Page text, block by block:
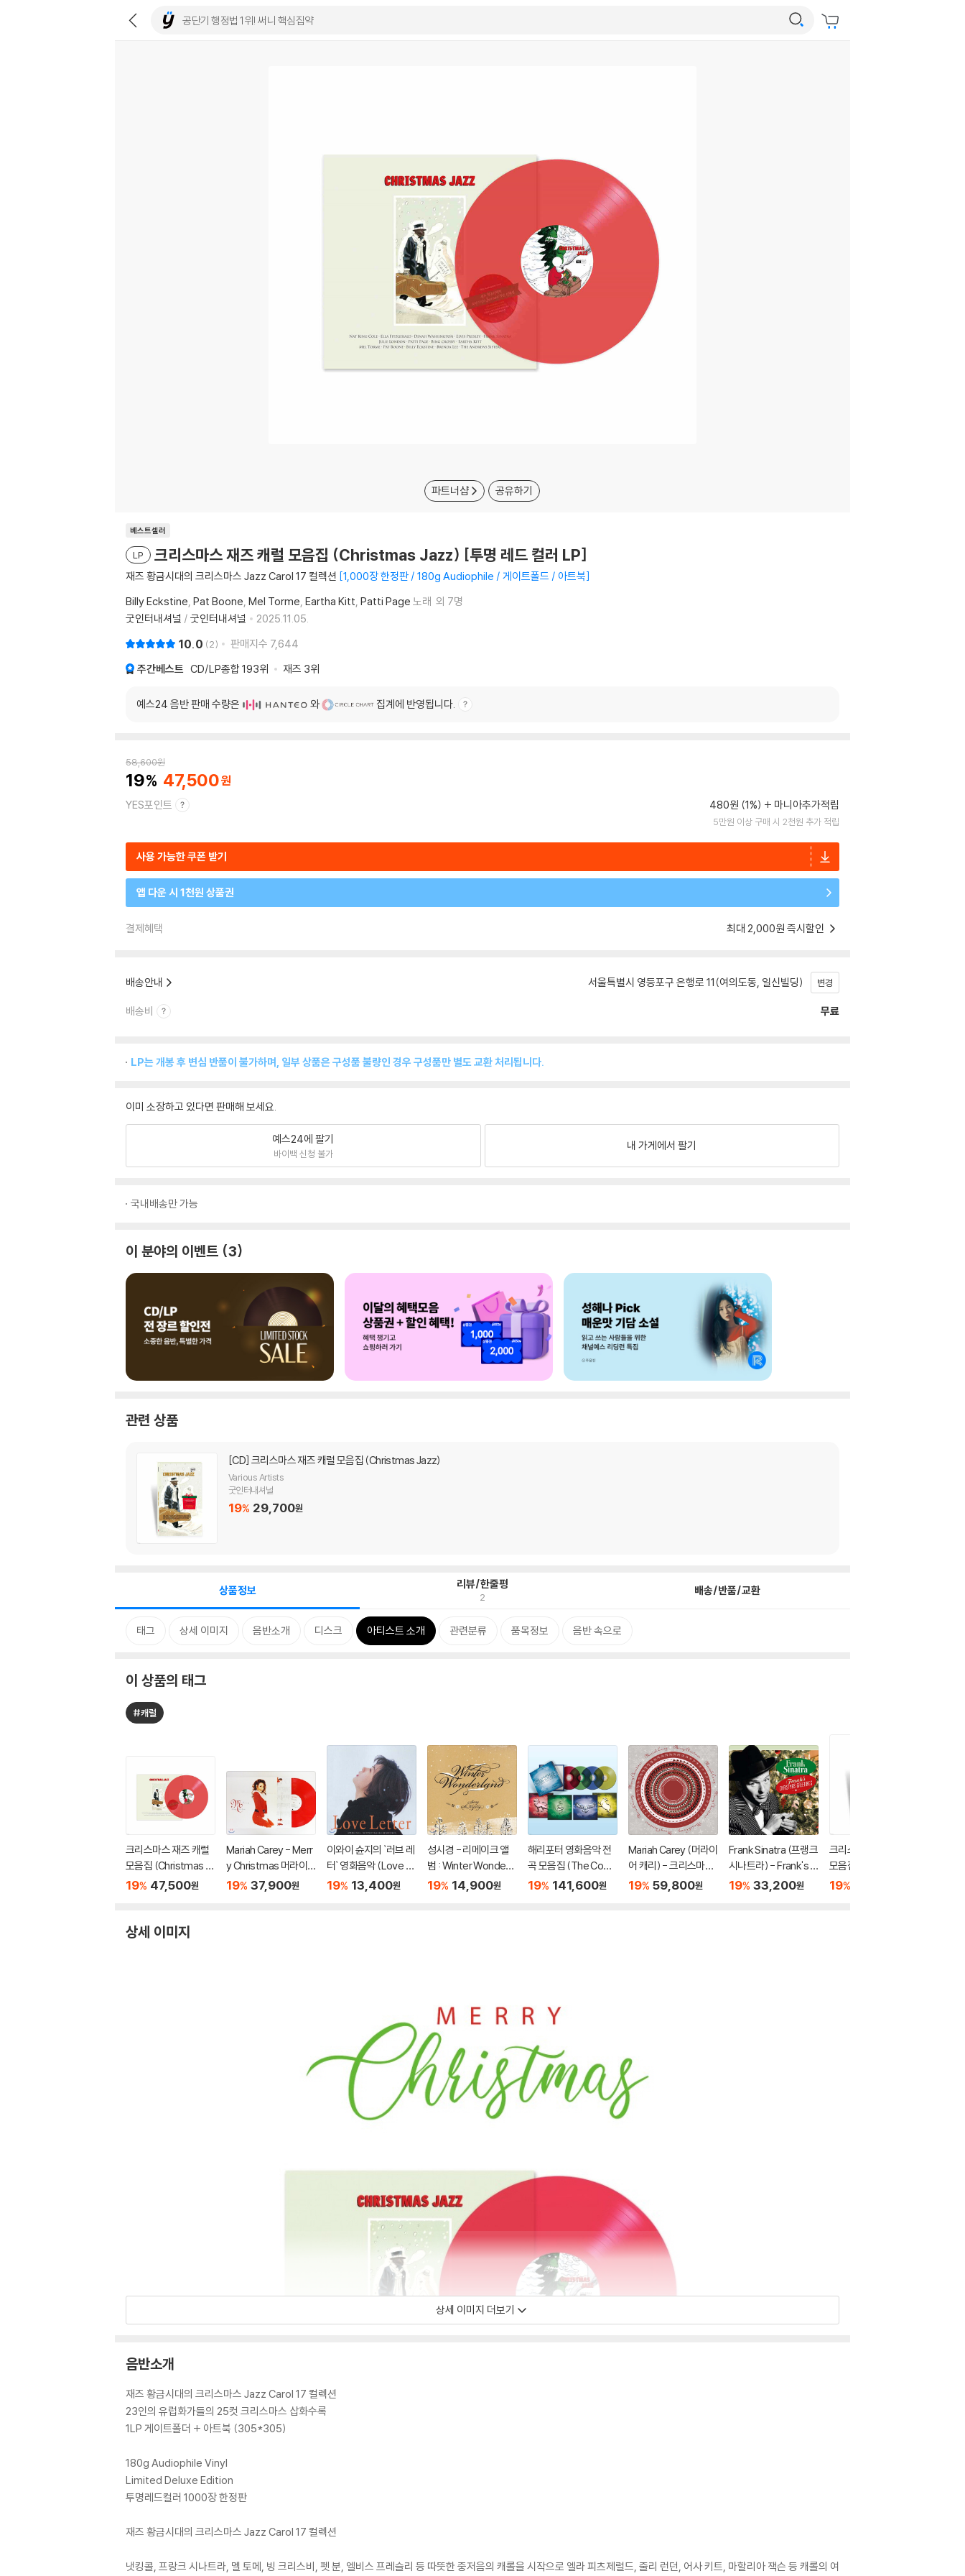
파트너샵 공유하기
베스트셀러
LP 크리스마스 재즈 캐럴 모음집 (Christmas Jazz) [투명 레드 컬러 LP]
재즈 황금시대의 크리스마스 Jazz Carol 17 컬렉션 1,000장 한정판 / 180g Audiophile / 게이트폴드 / 아트북
Billy Eckstine Pat Boone Mel Torme Eartha Kitt Patti Page 노래 외 7명
굿인터내셔널 / 굿인터내셔널 2025.11.05.
10.0 2 판매지수 7,644
주간베스트 CD/LP종합 193위 재즈 3위
예스24 음반 판매 수량은 와 집계에 반영됩니다.
58,600원
19 47,500
YES포인트 480원 (1%) 마니아추가적립
5만원 이상 구매 시 2천원 추가 적립
사용 가능한 쿠폰 받기
앱 다운 시 1천원 상품권
결제혜택 최대 2,000원 즉시할인
배송안내 서울특별시 영등포구 은행로 11(여의도동, 일신빌딩) 변경
배송비 무료
LP는 개봉 후 변심 반품이 불가하며, 일부 상품은 구성품 불량인 경우 구성품만 별도 교환 처리됩니다.
이미 소장하고 있다면 판매해 보세요.
예스24에 팔기
바이백 신청 불가
내 가게에서 팔기
국내배송만 가능
이 분야의 이벤트 3
관련 상품
[CD] 크리스마스 재즈 캐럴 모음집 (Christmas Jazz)
Various Artists
굿인터내셔널
19% 29,700원
상품정보 리뷰/한줄평
2 배송/반품/교환
태그 상세 이미지 음반소개 디스크 아티스트 소개 관련분류 품목정보 음반 속으로
이 상품의 태그
#캐럴
크리스마스 재즈 캐럴
모음집 (Christmas Ja
zz) [투명 레드 컬러 L
19% 47,500원
Mariah Carey - Merr
y Christmas 머라이
어 캐리 크리스마스 앨
19% 37,900원
이와이 슌지의 `러브 레
터` 영화음악 (Love L
etter OST by Reme
19% 13,400원
성시경 - 리메이크 앨
범 : Winter Wonderla
nd
19% 14,900원
해리포터 영화음악 전
곡 모음집 (The Com
plete Harry Potter Fi
19% 141,600원
Mariah Carey (머라이
어 캐리) - 크리스마스
앨범 Merry Christma
19% 59,800원
Frank Sinatra (프랭크
시나트라) - Frank's C
hristmas Greetings
19% 33,200원
크리스마스 재즈 캐럴
모음집 (Christmas Ja
zz)
19%
상세 이미지
상세 이미지 더보기
음반소개
재즈 황금시대의 크리스마스 Jazz Carol 17 컬렉션
23인의 유럽화가들의 25컷 크리스마스 삽화수록
1LP 게이트폴더 + 아트북 (305*305)
180g Audiophile Vinyl
Limited Deluxe Edition
투명레드컬러 1000장 한정판
재즈 황금시대의 크리스마스 Jazz Carol 17 컬렉션
냇킹콜, 프랑크 시나트라, 멜 토메, 빙 크리스비, 펫 분, 엘비스 프레슬리 등 따뜻한 중저음의 캐롤을 시작으로 엘라 피츠제럴드, 줄리 런던, 어사 키트, 마할리아 잭슨 등 캐롤의 여